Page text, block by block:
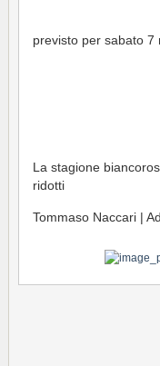
previsto per sabato 7
La stagione
ridotti
Tommaso Naccari |